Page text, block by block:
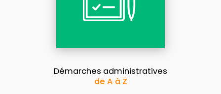
Démarches administratives
de A à Z